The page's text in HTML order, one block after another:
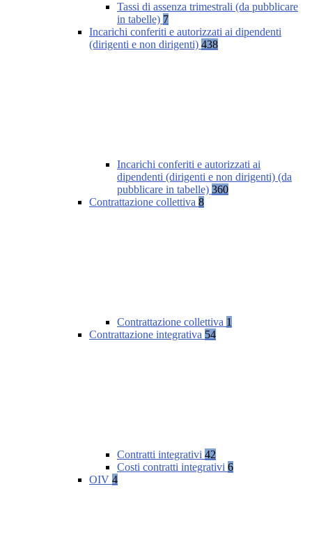
Tassi di assenza trimestrali (da pubblicare
in tabelle) 7
Incarichi conferiti e autorizzati ai dipendenti
(dirigenti e non dirigenti) 438
Incarichi conferiti e autorizzati ai
dipendenti (dirigenti e non dirigenti) (da
pubblicare in tabelle) 360
Contrattazione collettiva 8
Contrattazione collettiva 1
Contrattazione integrativa 54
Contratti integrativi 42
Costi contratti integrativi 6
OIV 4